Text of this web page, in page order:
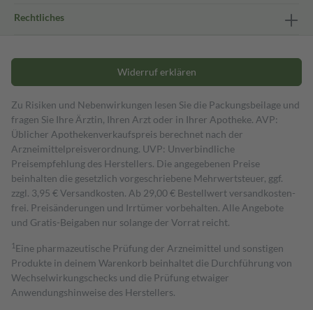
Rechtliches
Widerruf erklären
Zu Risiken und Nebenwirkungen lesen Sie die Packungsbeilage und
fragen Sie Ihre Ärztin, Ihren Arzt oder in Ihrer Apotheke. AVP:
Üblicher Apothekenverkaufspreis berechnet nach der
Arzneimittelpreisverordnung. UVP: Unverbindliche
Preisempfehlung des Herstellers. Die angegebenen Preise
beinhalten die gesetzlich vorgeschriebene Mehrwertsteuer, ggf.
zzgl. 3,95 € Versandkosten. Ab 29,00 € Bestell­wert versand­kosten­
frei. Preisänderungen und Irrtümer vorbehalten. Alle Angebote
und Gratis-Beigaben nur solange der Vorrat reicht.
1 Eine pharmazeutische Prüfung der Arzneimittel und sonstigen
Produkte in deinem Warenkorb beinhaltet die Durchführung von
Wechselwirkungschecks und die Prüfung etwaiger
Anwendungshinweise des Herstellers.